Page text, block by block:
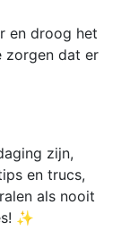
en droog het
zorgen dat er
zijn,
en trucs,
als nooit
✨